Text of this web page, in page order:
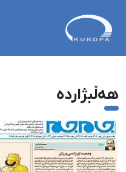
هەڵبژاردە